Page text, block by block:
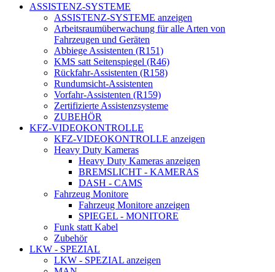
ASSISTENZ-SYSTEME
ASSISTENZ-SYSTEME anzeigen
Arbeitsraumüberwachung für alle Arten von
Fahrzeugen und Geräten
Abbiege Assistenten (R151)
KMS satt Seitenspiegel (R46)
Rückfahr-Assistenten (R158)
Rundumsicht-Assistenten
Vorfahr-Assistenten (R159)
Zertifizierte Assistenzsysteme
ZUBEHÖR
KFZ-VIDEOKONTROLLE
KFZ-VIDEOKONTROLLE anzeigen
Heavy Duty Kameras
Heavy Duty Kameras anzeigen
BREMSLICHT - KAMERAS
DASH - CAMS
Fahrzeug Monitore
Fahrzeug Monitore anzeigen
SPIEGEL - MONITORE
Funk statt Kabel
Zubehör
LKW - SPEZIAL
LKW - SPEZIAL anzeigen